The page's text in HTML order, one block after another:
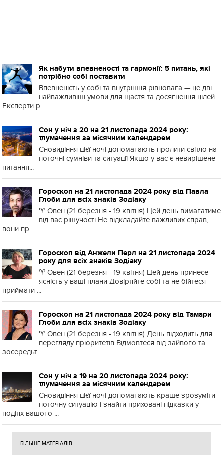
Як набути впевненості та гармонії: 5 питань, які
потрібно собі поставити
Впевненість у собі та внутрішня рівновага — це дві
найважливіші умови для щастя та досягнення цілей
Експерти р...
Сон у ніч з 20 на 21 листопада 2024 року:
тлумачення за місячним календарем
Сновидіння цієї ночі допомагають пролити світло на
поточні сумніви та ситуації Якщо у вас є невирішене
питання...
Гороскоп на 21 листопада 2024 року від Павла
Глоби для всіх знаків Зодіаку
♈️ Овен (21 березня - 19 квітня) Цей день вимагатиме
від вас рішучості Не відкладайте важливих справ,
вони пр...
Гороскоп від Анжели Перл на 21 листопада 2024
року для всіх знаків Зодіаку
♈️ Овен (21 березня - 19 квітня) Цей день принесе
ясність у ваші плани Довіряйте собі та не бійтеся
приймати ...
Гороскоп на 21 листопада 2024 року від Тамари
Глоби для всіх знаків Зодіаку
♈️ Овен (21 березня - 19 квітня) День підходить для
перегляду пріоритетів Відмовтеся від зайвого та
зосередьт...
Сон у ніч з 19 на 20 листопада 2024 року:
тлумачення за місячним календарем
Сновидіння цієї ночі допомагають краще зрозуміти
поточну ситуацію і знайти приховані підказки у
подіях вашого ...
БІЛЬШЕ МАТЕРІАЛІВ